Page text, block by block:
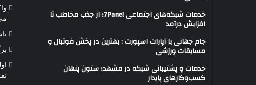
خدمات شبکه‌های اجتماعی 7Panel؛ از جذب مخاطب تا
افزایش درآمد
جام جهانی با آپارات اسپورت : بهترین در پخش فوتبال و
مسابقات ورزشی
خدمات و پشتیبانی شبکه در مشهد؛ ستون پنهان
کسب‌وکارهای پایدار